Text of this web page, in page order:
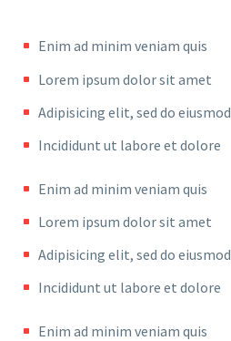
Enim ad minim veniam quis
Lorem ipsum dolor sit amet
Adipisicing elit, sed do eiusmod
Incididunt ut labore et dolore
Enim ad minim veniam quis
Lorem ipsum dolor sit amet
Adipisicing elit, sed do eiusmod
Incididunt ut labore et dolore
Enim ad minim veniam quis